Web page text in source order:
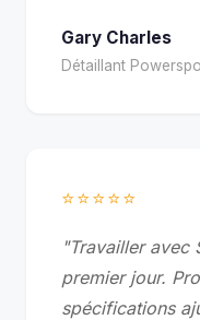
Gary Charles
Détaillant
⭐⭐⭐⭐⭐
"Travailler avec
premier jour.
spécifications